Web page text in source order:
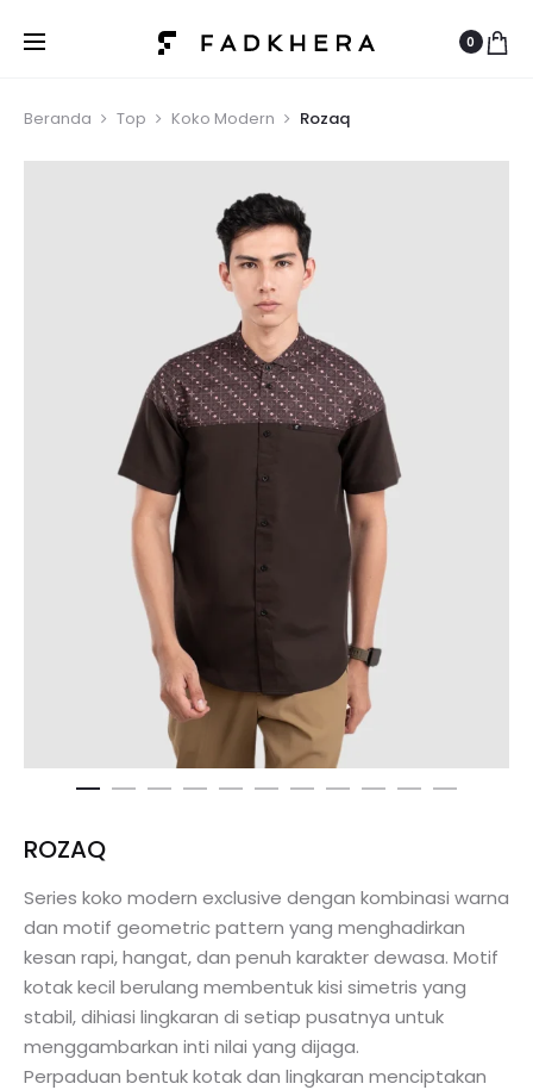
0
Beranda Top Koko Modern Rozaq
ROZAQ
Series koko modern exclusive dengan kombinasi warna
dan motif geometric pattern yang menghadirkan
kesan rapi, hangat, dan penuh karakter dewasa. Motif
kotak kecil berulang membentuk kisi simetris yang
stabil, dihiasi lingkaran di setiap pusatnya untuk
menggambarkan inti nilai yang dijaga.
Perpaduan bentuk kotak dan lingkaran menciptakan